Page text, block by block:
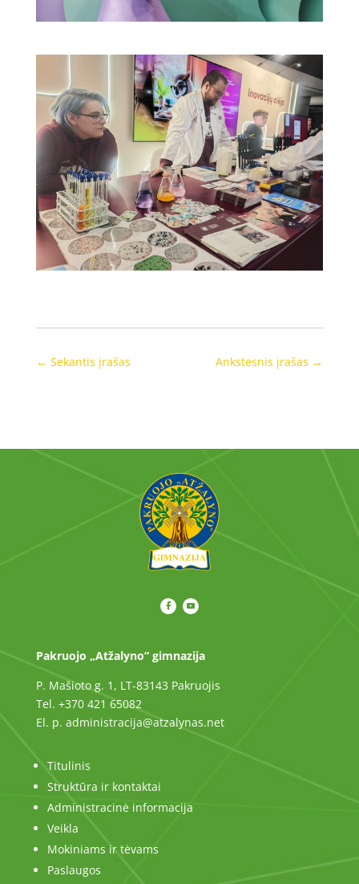
← Sekantis įrašas Ankstesnis įrašas →
Pakruojo „Atžalyno“ gimnazija
P. Mašioto g. 1, LT-83143 Pakruojis
Tel. +370 421 65082
El. p. administracija@atzalynas.net
Titulinis
Struktūra ir kontaktai
Administracinė informacija
Veikla
Mokiniams ir tėvams
Paslaugos